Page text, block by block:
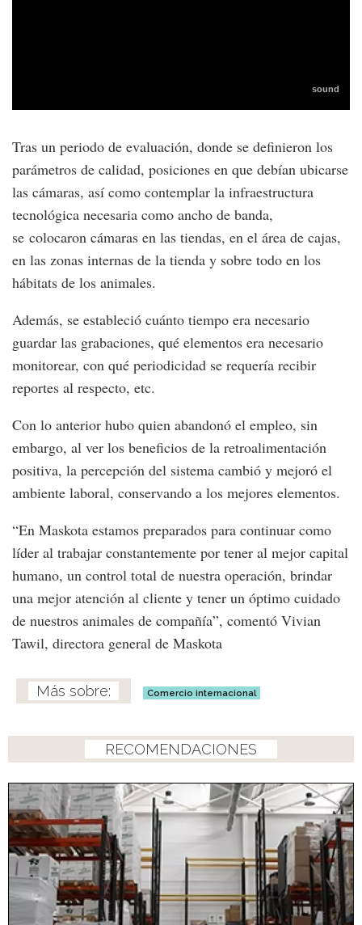
Tras un periodo de evaluación, donde se definieron los
parámetros de calidad, posiciones en que debían ubicarse
las cámaras, así como contemplar la infraestructura
tecnológica necesaria como ancho de banda,
se colocaron cámaras en las tiendas, en el área de cajas,
en las zonas internas de la tienda y sobre todo en los
hábitats de los animales.
Además, se estableció cuánto tiempo era necesario
guardar las grabaciones, qué elementos era necesario
monitorear, con qué periodicidad se requería recibir
reportes al respecto, etc.
Con lo anterior hubo quien abandonó el empleo, sin
embargo, al ver los beneficios de la retroalimentación
positiva, la percepción del sistema cambió y mejoró el
ambiente laboral, conservando a los mejores elementos.
“En Maskota estamos preparados para continuar como
líder al trabajar constantemente por tener al mejor capital
humano, un control total de nuestra operación, brindar
una mejor atención al cliente y tener un óptimo cuidado
de nuestros animales de compañía”, comentó Vivian
Tawil, directora general de Maskota
Comercio internacional
RECOMENDACIONES